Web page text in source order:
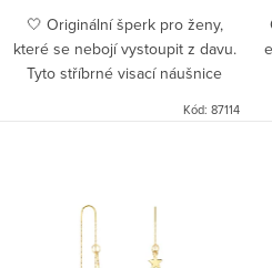
🤍 Originální šperk pro ženy,
které se nebojí vystoupit z davu.
Tyto stříbrné visací náušnice
Kód: 87114